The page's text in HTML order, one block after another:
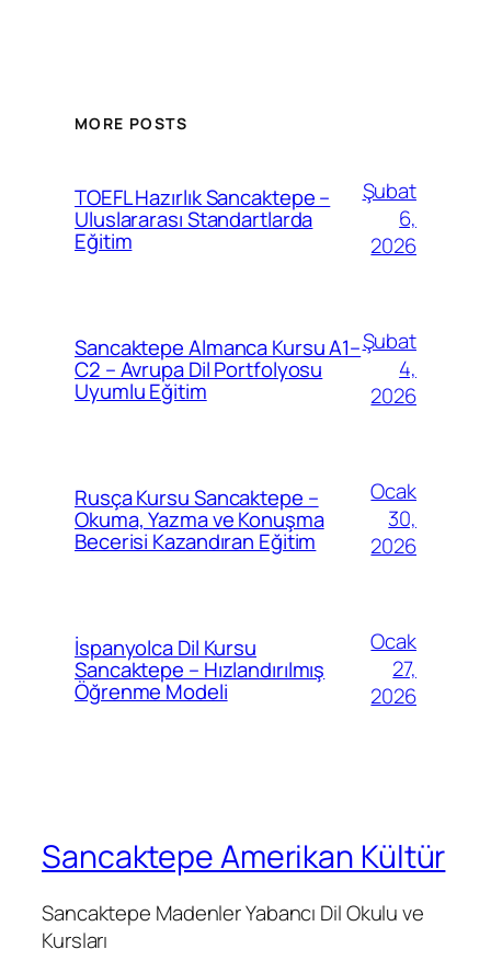
MORE POSTS
TOEFL Hazırlık Sancaktepe –
Uluslararası Standartlarda
Eğitim
Şubat
6,
2026
Sancaktepe Almanca Kursu A1–
C2 – Avrupa Dil Portfolyosu
Uyumlu Eğitim
Şubat
4,
2026
Rusça Kursu Sancaktepe –
Okuma, Yazma ve Konuşma
Becerisi Kazandıran Eğitim
Ocak
30,
2026
İspanyolca Dil Kursu
Sancaktepe – Hızlandırılmış
Öğrenme Modeli
Ocak
27,
2026
Sancaktepe Amerikan Kültür
Sancaktepe Madenler Yabancı Dil Okulu ve
Kursları